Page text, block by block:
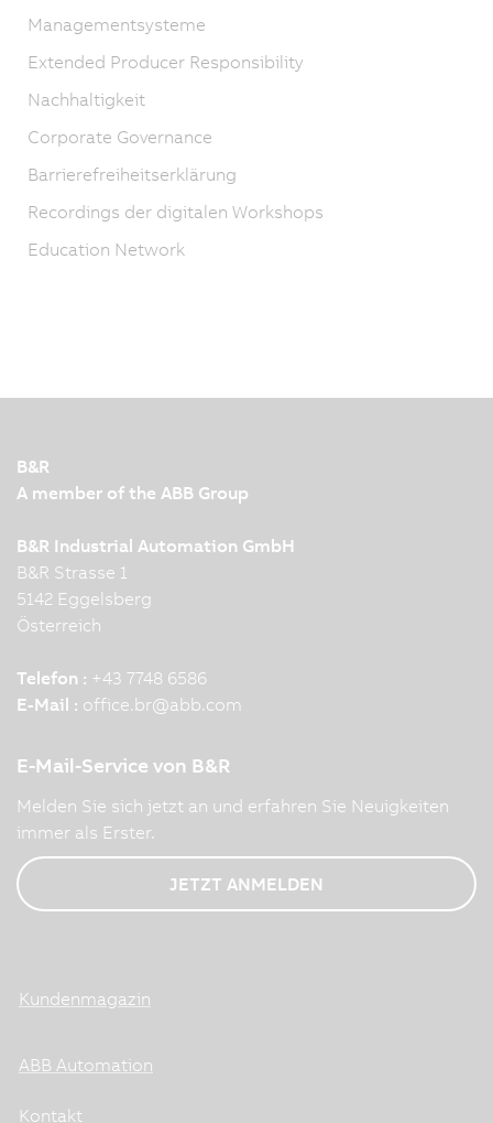
Managementsysteme
Extended Producer Responsibility
Nachhaltigkeit
Corporate Governance
Barrierefreiheitserklärung
Recordings der digitalen Workshops
Education Network
B&R
A member of the ABB Group
B&R Industrial Automation GmbH
B&R Strasse 1
5142 Eggelsberg
Österreich
Telefon : +43 7748 6586
E-Mail : office.br@abb.com
E-Mail-Service von B&R
Melden Sie sich jetzt an und erfahren Sie Neuigkeiten
immer als Erster.
JETZT ANMELDEN
Kundenmagazin
ABB Automation
Kontakt